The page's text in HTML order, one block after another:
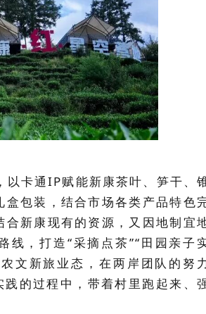
卡通IP赋能新康茶叶、笋干、
包装，结合市场各类产品特色
新康现有的资源，又因地制宜
，打造“采摘点茶”“田园亲子
文新旅业态，在两岸团队的努
的过程中，带着村里跑起来、